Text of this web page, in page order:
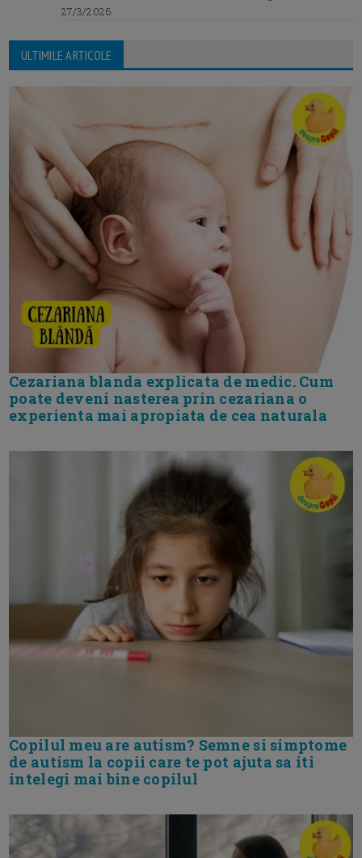
27/3/2026
ULTIMILE ARTICOLE
Cezariana blanda explicata de medic. Cum
poate deveni nasterea prin cezariana o
experienta mai apropiata de cea naturala
Copilul meu are autism? Semne si simptome
de autism la copii care te pot ajuta sa iti
intelegi mai bine copilul